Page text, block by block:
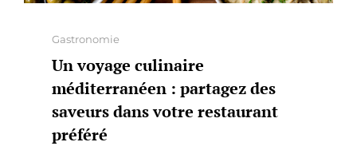
Categories
Gastronomie
Un voyage culinaire
méditerranéen : partagez des
saveurs dans votre restaurant
préféré